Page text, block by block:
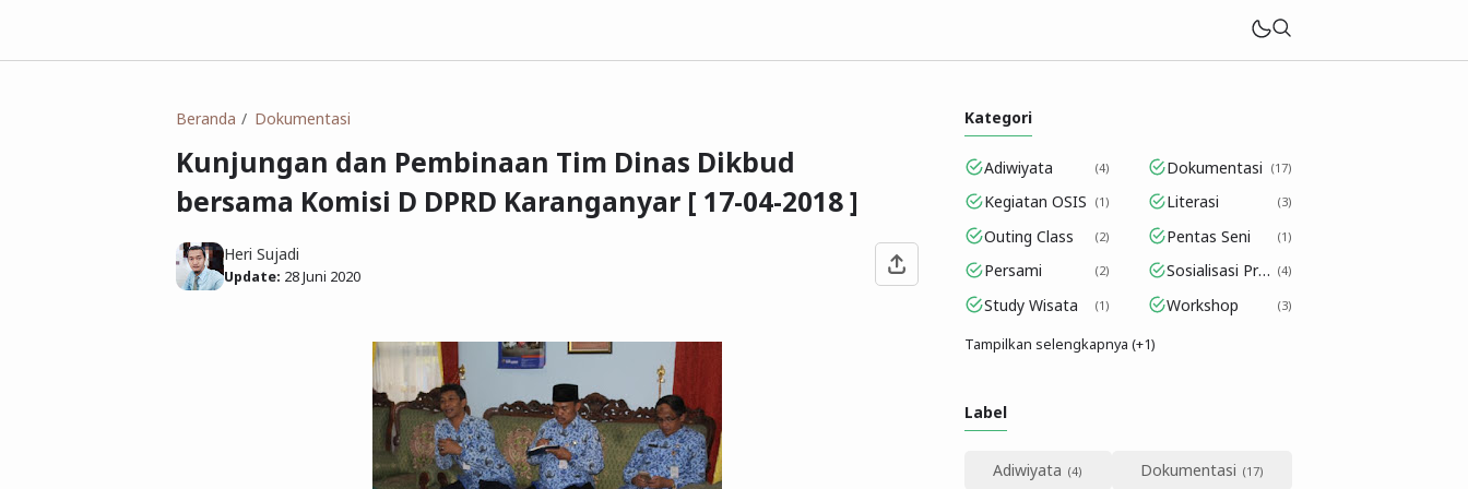
Beranda Dokumentasi
Kunjungan dan Pembinaan Tim Dinas Dikbud
bersama Komisi D DPRD Karanganyar [ 17-04-2018 ]
Heri Sujadi
Update: 28 Juni 2020
Kategori
Adiwiyata 4 Dokumentasi 17
Kegiatan OSIS 1 Literasi 3
Outing Class 2 Pentas Seni 1
Persami 2 Sosialisasi Program 4
Study Wisata 1 Workshop 3
Tampilkan selengkapnya (+1)
Label
Adiwiyata Dokumentasi